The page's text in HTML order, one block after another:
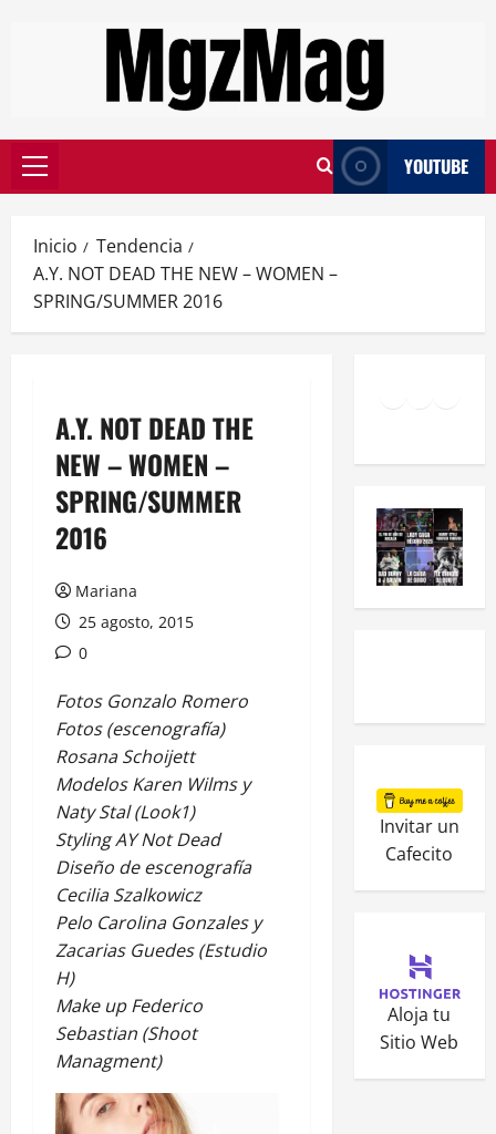
YOUTUBE
Inicio
Tendencia
A.Y. NOT DEAD THE NEW – WOMEN –
SPRING/SUMMER 2016
A.Y. NOT DEAD THE
NEW – WOMEN –
SPRING/SUMMER
2016
Mariana
25 agosto, 2015
0
Fotos Gonzalo Romero
Fotos (escenografía)
Rosana Schoijett
Modelos Karen Wilms y
Naty Stal (Look1)
Styling AY Not Dead
Diseño de escenografía
Cecilia Szalkowicz
Pelo Carolina Gonzales y
Zacarias Guedes (Estudio
H)
Make up Federico
Sebastian (Shoot
Managment)
Invitar un
Cafecito
Aloja tu
Sitio Web